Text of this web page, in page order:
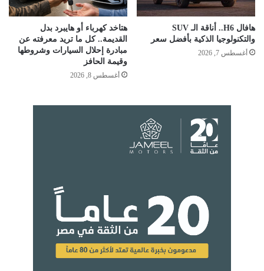
هافال H6.. أناقة الـ SUV
والتكنولوجيا الذكية بأفضل سعر
أغسطس 7, 2026
هتاخد كهرباء أو هايبرد بدل
القديمة.. كل ما تريد معرفته عن
مبادرة إحلال السيارات وشروطها
وقيمة الحافز
أغسطس 8, 2026